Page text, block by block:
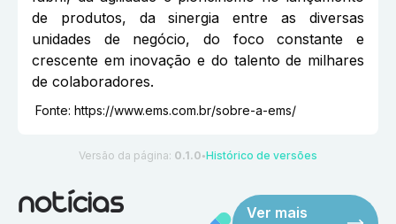
de produtos, da sinergia entre as diversas
unidades de negócio, do foco constante e
crescente em inovação e do talento de milhares
de colaboradores.
Fonte: https://www.ems.com.br/sobre-a-ems/
Versão da página: 0.1.0 ●Histórico de versões
notícias
Ver mais